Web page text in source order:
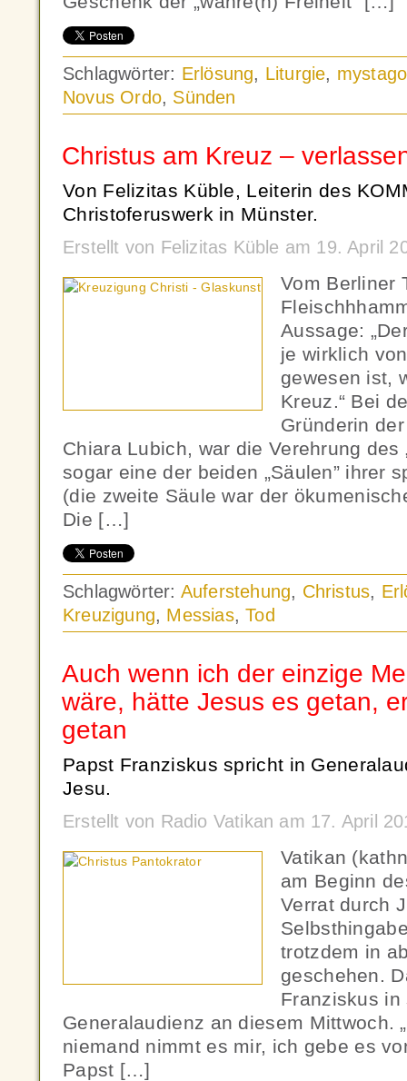
Schlagwörter: Erlösung, Liturgie,
Novus Ordo, Sünden
Christus am Kreuz –
Von Felizitas Küble, Leiterin des
Christoferuswerk in Münster.
Erstellt von Felizitas Küble am 19. April
Vom Berliner
Aussage:
je wirklich
gewesen ist,
Kreuz.“ Bei
Gründerin
Chiara Lubich, war die Verehrung des
sogar eine der beiden „Säulen” ihrer
(die zweite Säule war der
Die […]
Schlagwörter: Auferstehung, Christus,
Kreuzigung, Messias,Tod
Auch wenn ich der einzige
wäre, hätte Jesus es getan,
getan
Papst Franziskus spricht in
Jesu.
Erstellt von Radio Vatikan am 17. April
Vatikan
am Beginn
Verrat durch
trotzdem in
geschehen.
Franziskus in
Generalaudienz an diesem Mittwoch.
niemand nimmt es mir, ich gebe es
Papst […]